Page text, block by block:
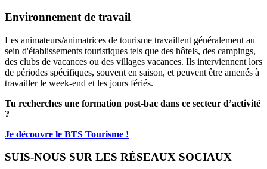
Environnement de travail
Les animateurs/animatrices de tourisme travaillent généralement au
sein d'établissements touristiques tels que des hôtels, des campings,
des clubs de vacances ou des villages vacances. Ils interviennent lors
de périodes spécifiques, souvent en saison, et peuvent être amenés à
travailler le week-end et les jours fériés.
Tu recherches une formation post-bac dans ce secteur d’activité
?
Je découvre le BTS Tourisme !
SUIS-NOUS SUR LES RÉSEAUX SOCIAUX